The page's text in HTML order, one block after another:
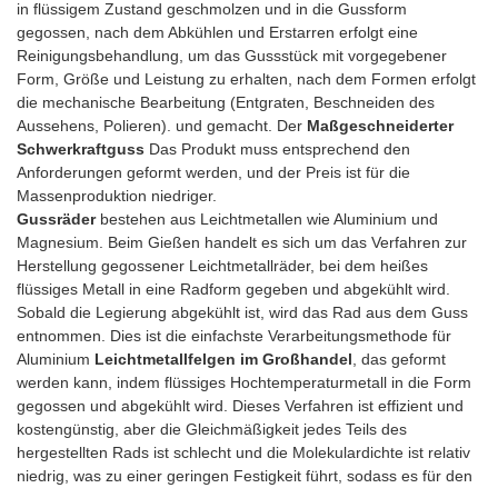
in flüssigem Zustand geschmolzen und in die Gussform
gegossen, nach dem Abkühlen und Erstarren erfolgt eine
Reinigungsbehandlung, um das Gussstück mit vorgegebener
Form, Größe und Leistung zu erhalten, nach dem Formen erfolgt
die mechanische Bearbeitung (Entgraten, Beschneiden des
Aussehens, Polieren). und gemacht. Der Maßgeschneiderter
Schwerkraftguss Das Produkt muss entsprechend den
Anforderungen geformt werden, und der Preis ist für die
Massenproduktion niedriger.
Gussräderbestehen aus Leichtmetallen wie Aluminium und
Magnesium. Beim Gießen handelt es sich um das Verfahren zur
Herstellung gegossener Leichtmetallräder, bei dem heißes
flüssiges Metall in eine Radform gegeben und abgekühlt wird.
Sobald die Legierung abgekühlt ist, wird das Rad aus dem Guss
entnommen. Dies ist die einfachste Verarbeitungsmethode für
Aluminium Leichtmetallfelgen im Großhandel , das geformt
werden kann, indem flüssiges Hochtemperaturmetall in die Form
gegossen und abgekühlt wird. Dieses Verfahren ist effizient und
kostengünstig, aber die Gleichmäßigkeit jedes Teils des
hergestellten Rads ist schlecht und die Molekulardichte ist relativ
niedrig, was zu einer geringen Festigkeit führt, sodass es für den
Buchen Sie noch heute Ihren
Offroad-Ausflug bei Top
Offroad Factory! 🚗💨
#OffroadingAdventures
#ExploreTheUnknown
#UnleashYourInnerAdventurer
halten Sie sich gleichzeitig an
Ihr Budget. Machen Sie sich
bereit, mit diesen eleganten,
erschwinglichen Rädern alle
Blicke auf sich zu ziehen.
Schnappen Sie sie sich jetzt
und erleben Sie das ultimative
Fahrerlebnis! 💥🚗
#UpgradeYourRide
#AffordableStyle #J276Wheels
Sortiment an stilvollen Designs
finden Sie das perfekte Set, um
die Leistung Ihres Viano zu
steigern und für Aufsehen zu
sorgen! 😍 Geben Sie sich nicht
mit weniger zufrieden, sondern
entscheiden Sie sich für
Exzellenz! ✨ Kontaktieren Sie
sich das außergewöhnliche
Fahrerlebnis, das Sie
verdienen. 🔥
#MercedesBenzVianoWheels
#QualitySuppliers
#UpgradeYourRide